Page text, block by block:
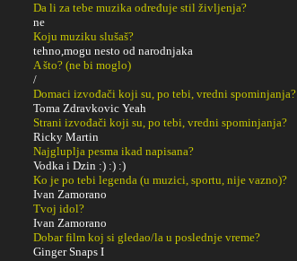
Da li za tebe muzika određuje stil življenja?
ne
Koju muziku slušaš?
tehno,mogu nesto od narodnjaka
A što? (ne bi moglo)
/
Domaci izvođači koji su, po tebi, vredni spominjanja?
Toma Zdravkovic Yeah
Strani izvođači koji su, po tebi, vredni spominjanja?
Ricky Martin
Najgluplja pesma ikad napisana?
Vodka i Dzin :) :) :)
Ko je po tebi legenda (u muzici, sportu, nije vazno)?
Ivan Zamorano
Tvoj idol?
Ivan Zamorano
Dobar film koj si gledao/la u poslednje vreme?
Ginger Snaps I